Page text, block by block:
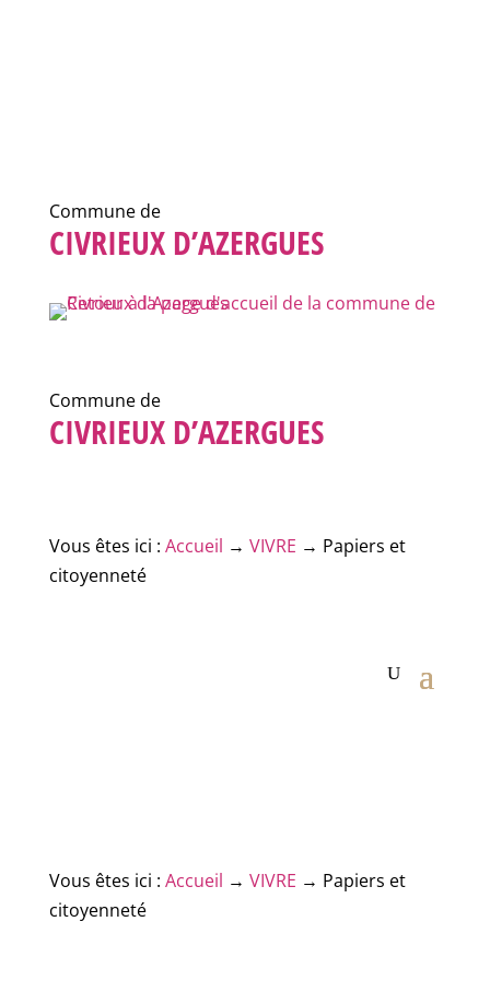
Commune de
CIVRIEUX D’AZERGUES
Commune de
CIVRIEUX D’AZERGUES
Vous êtes ici : Accueil → VIVRE → Papiers et
citoyenneté
Vous êtes ici : Accueil → VIVRE → Papiers et
citoyenneté